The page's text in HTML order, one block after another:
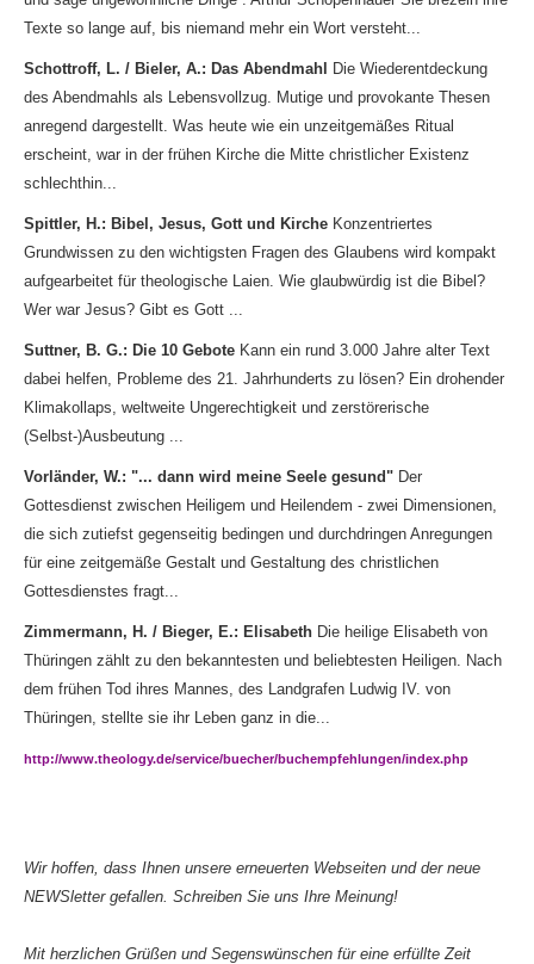
Texte so lange auf, bis niemand mehr ein Wort versteht...
Schottroff, L. / Bieler, A.: Das Abendmahl
Die Wiederentdeckung
des Abendmahls als Lebensvollzug. Mutige und provokante Thesen
anregend dargestellt. Was heute wie ein unzeitgemäßes Ritual
erscheint, war in der frühen Kirche die Mitte christlicher Existenz
schlechthin...
Spittler, H.: Bibel, Jesus, Gott und Kirche Konzentriertes
Grundwissen zu den wichtigsten Fragen des Glaubens wird kompakt
aufgearbeitet für theologische Laien. Wie glaubwürdig ist die Bibel?
Wer war Jesus? Gibt es Gott ...
Suttner, B. G.: Die 10 Gebote Kann ein rund 3.000 Jahre alter Text
dabei helfen, Probleme des 21. Jahrhunderts zu lösen? Ein drohender
Klimakollaps, weltweite Ungerechtigkeit und zerstörerische
(Selbst-)Ausbeutung ...
Vorländer, W.: "... dann wird meine Seele gesund" Der
Gottesdienst zwischen Heiligem und Heilendem - zwei Dimensionen,
die sich zutiefst gegenseitig bedingen und durchdringen Anregungen
für eine zeitgemäße Gestalt und Gestaltung des christlichen
Gottesdienstes fragt...
Zimmermann, H. / Bieger, E.: Elisabeth Die heilige Elisabeth von
Thüringen zählt zu den bekanntesten und beliebtesten Heiligen. Nach
dem frühen Tod ihres Mannes, des Landgrafen Ludwig IV. von
Thüringen, stellte sie ihr Leben ganz in die...
http://www.theology.de/service/buecher/buchempfehlungen/index.php
Wir hoffen, dass Ihnen unsere erneuerten Webseiten und der neue
NEWSletter gefallen. Schreiben Sie uns Ihre Meinung!
Mit herzlichen Grüßen und Segenswünschen für eine erfüllte Zeit